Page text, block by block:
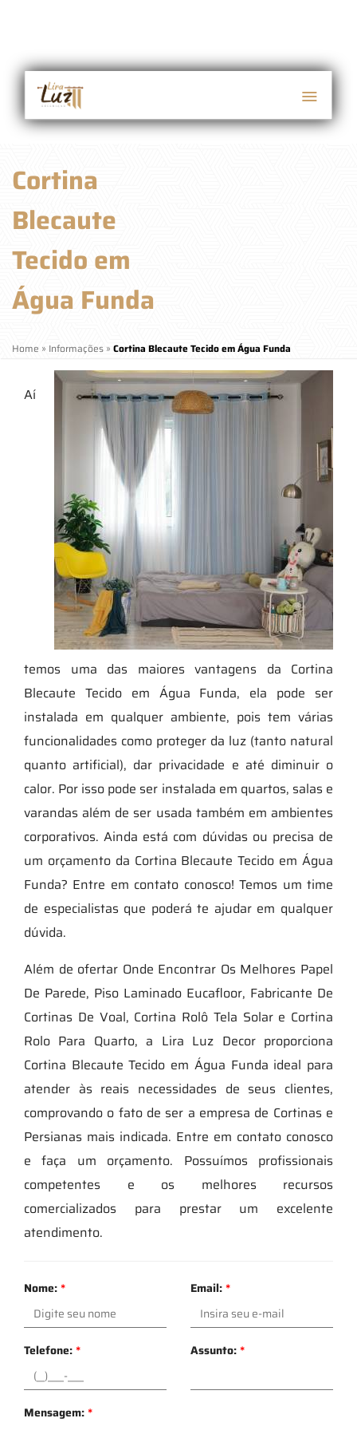
Cortina
Blecaute
Tecido em
Água Funda
Home » Informações » Cortina Blecaute Tecido em Água Funda
Aí
temos uma das maiores vantagens da Cortina
Blecaute Tecido em Água Funda, ela pode ser
instalada em qualquer ambiente, pois tem várias
funcionalidades como proteger da luz (tanto natural
quanto artificial), dar privacidade e até diminuir o
calor. Por isso pode ser instalada em quartos, salas e
varandas além de ser usada também em ambientes
corporativos. Ainda está com dúvidas ou precisa de
um orçamento da Cortina Blecaute Tecido em Água
Funda? Entre em contato conosco! Temos um time
de especialistas que poderá te ajudar em qualquer
dúvida.
Além de ofertar Onde Encontrar Os Melhores Papel
De Parede, Piso Laminado Eucafloor, Fabricante De
Cortinas De Voal, Cortina Rolô Tela Solar e Cortina
Rolo Para Quarto, a Lira Luz Decor proporciona
Cortina Blecaute Tecido em Água Funda ideal para
atender às reais necessidades de seus clientes,
comprovando o fato de ser a empresa de Cortinas e
Persianas mais indicada. Entre em contato conosco
e faça um orçamento. Possuímos profissionais
competentes e os melhores recursos
comercializados para prestar um excelente
atendimento.
Nome:* Email:*
Telefone:* Assunto:*
Mensagem:*